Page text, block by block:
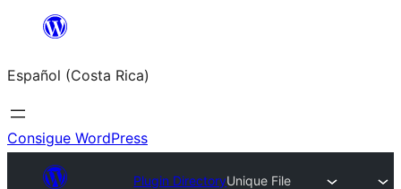
Saltar
contenido
Español (Costa Rica)
Consigue WordPress
Plugin DirectoryUnique File